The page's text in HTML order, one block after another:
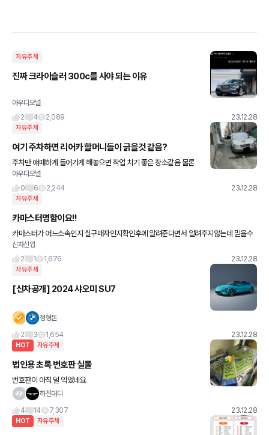
자유주제
진짜 크라이슬러 300c를 사야 되는 이유
아우디오널
2
4 2,089 23.12.28
자유주제
여기 주차하면 리어카 할머니들이 긁을것 같음?
주차만 얘매하게 들어가게 해놓으면 작업 치기 좋은 장소같음 물론
실제론 할건 아님 난 돈버는 머리를 잘굴릴뿐이지 나쁜사람은 아니라
서 ㅋㅋㅋ
아우디오널
0
6 2,244 23.12.28
자유주제
카마스터명함이요!!
카마스터가 어느소속인지 실구매자인지확인후에 알려준다면서 알려주지않는데 믿을수
있나요??겟차에서 소개받은 카 마스터입니다
신차신입
2
1 1,676 23.12.28
자유주제
[신차공개] 2024 샤오미 SU7
정형돈
2
3 1,654 23.12.28
HOT 자유주제
법인용 초록 번호판 실물
번호판이 아직 덜 익었네요
하진대디
4
14 7,307 23.12.28
HOT 자유주제